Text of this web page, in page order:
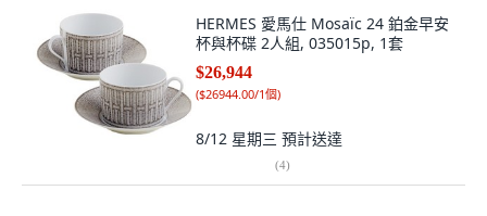
HERMES 愛馬仕 Mosaïc 24 鉑金早安
杯與杯碟 2人組, 035015p, 1套
$26,944
($26944.00/1個)
8/12 星期三 預計送達
(4)